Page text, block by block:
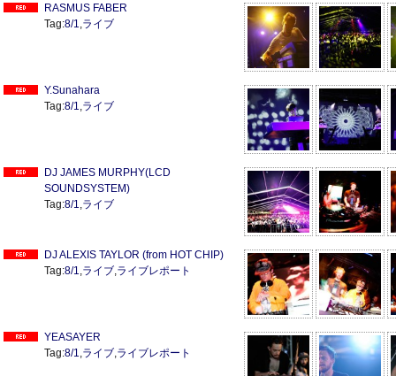
RASMUS FABER
Tag:8/1,ライブ
Y.Sunahara
Tag:8/1,ライブ
DJ JAMES MURPHY(LCD
SOUNDSYSTEM)
Tag:8/1,ライブ
DJ ALEXIS TAYLOR (from HOT CHIP)
Tag:8/1,ライブ,ライブレポート
YEASAYER
Tag:8/1,ライブ,ライブレポート